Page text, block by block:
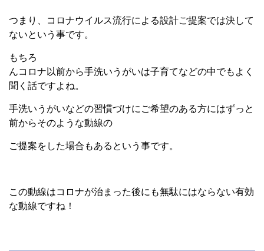
つまり、コロナウイルス流行による設計ご提案では決して
ないという事です。
もちろ
んコロナ以前から手洗いうがいは子育てなどの中でもよく
聞く話ですよね。
手洗いうがいなどの習慣づけにご希望のある方にはずっと
前からそのような動線の
ご提案をした場合もあるという事です。
この動線はコロナが治まった後にも無駄にはならない有効
な動線ですね！